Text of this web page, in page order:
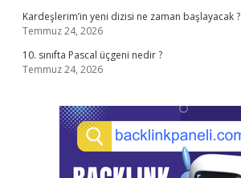
Kardeşlerim’in yeni dizisi ne zaman başlayacak ?
Temmuz 24, 2026
10. sınıfta Pascal üçgeni nedir ?
Temmuz 24, 2026